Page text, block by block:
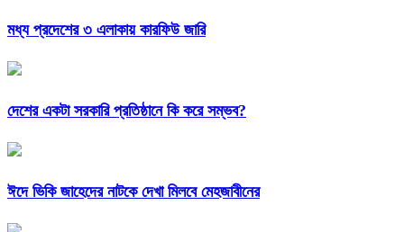
মধ্য প্রদেশের ৩ এলাকায় কারফিউ জারি
দেশের একটা সরকারি প্রতিষ্ঠানে কি করে সম্ভব?
ঈদে ভিকি জাহেদের নাটকে দেখা মিলবে মেহজাবীনের